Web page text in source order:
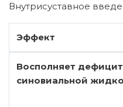
Внутрисуставное
Эффект
Восполняет дефицит
синовиальной